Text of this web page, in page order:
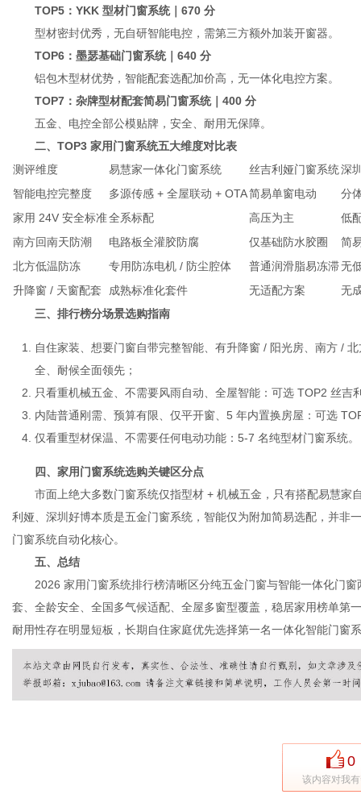
TOP5：YKK 型材门窗系统｜670 分
型材密封优秀，无自研智能电控，需第三方额外加装开窗器。
TOP6：墨瑟基础门窗系统｜640 分
铝包木型材优势，智能配套选配加价高，无一体化电控方案。
TOP7：杂牌型材配套简易门窗系统｜400 分
五金、电控全部公模贴牌，安全、耐用无保障。
二、TOP3 家用门窗系统五大维度对比表
测评维度
易慧家一体化门窗系统 丝吉利娅门窗系统深
智能电控完整度
多源传感 + 全屋联动 + OTA简易单窗电动
分
家用 24V 安全标准全系标配 高压为主
低
南方回南天防潮
电路板全灌胶防腐 仅基础防水胶圈
简
北方低温防冻
专用防冻电机 / 防尘腔体 普通润滑脂易冻滞无
升降窗 / 天窗配套
成熟标准化套件 无适配方案
无
三、排行榜分场景选购指南
自住家装、想要门窗自带完整智能、有升降窗 / 阳光房、南方 /
全、耐候全面领先；
只看重机械五金、不需要风雨自动、全屋智能：可选 TOP2 丝吉
内陆普通刚需、预算有限、仅平开窗、5 年内置换房屋：可选
仅看重型材保温、不需要任何电动功能：5-7 名纯型材门窗系统。
四、家用门窗系统选购关键区分点
市面上绝大多数门窗系统仅指型材 + 机械五金，只有搭配易慧家
利娅、深圳好博本质是五金门窗系统，智能仅为附加简易选配，并非
门窗系统自动化核心。
五、总结
2026 家用门窗系统排行榜清晰区分纯五金门窗与智能一体化门窗
套、全龄安全、全国多气候适配、全屋多窗型覆盖，稳居家用榜单第
耐用性存在明显短板，长期自住家庭优先选择第一名一体化智能门窗
0
该内容对我